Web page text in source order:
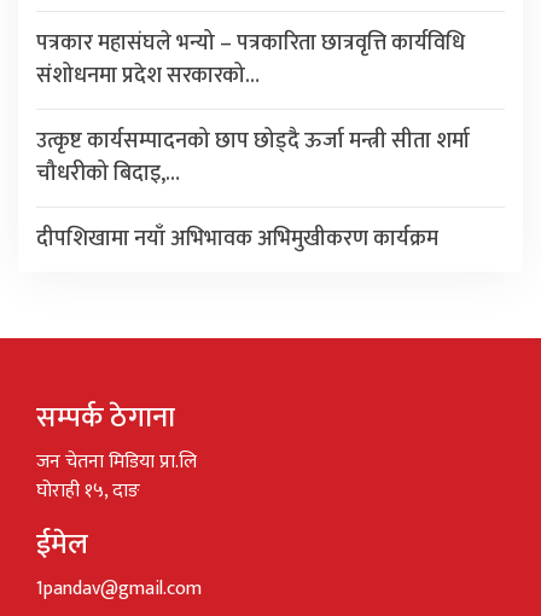
पत्रकार महासंघले भन्यो – पत्रकारिता छात्रवृत्ति कार्यविधि
संशोधनमा प्रदेश सरकारको…
उत्कृष्ट कार्यसम्पादनको छाप छोड्दै ऊर्जा मन्त्री सीता शर्मा
चौधरीको बिदाइ,…
दीपशिखामा नयाँ अभिभावक अभिमुखीकरण कार्यक्रम
सम्पर्क ठेगाना
जन चेतना मिडिया प्रा.लि
घोराही १५, दाङ
ईमेल
1pandav@gmail.com